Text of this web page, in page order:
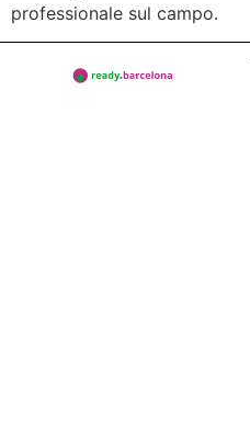
professionale sul campo.